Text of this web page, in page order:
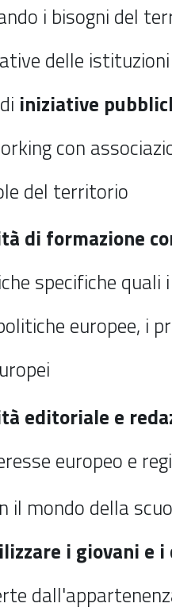
i bisogni del
delle
iniziative
con
del territorio
di formazione
specifiche quali
europee, i
editoriale e
europeo e
il mondo della
i giovani e